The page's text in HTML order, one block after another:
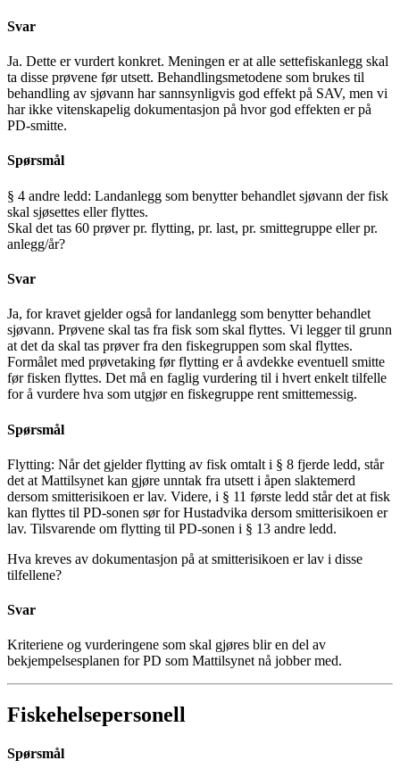
Svar
Ja. Dette er vurdert konkret. Meningen er at alle settefiskanlegg skal
ta disse prøvene før utsett. Behandlingsmetodene som brukes til
behandling av sjøvann har sannsynligvis god effekt på SAV, men vi
har ikke vitenskapelig dokumentasjon på hvor god effekten er på
PD-smitte.
Spørsmål
§ 4 andre ledd: Landanlegg som benytter behandlet sjøvann der fisk
skal sjøsettes eller flyttes.
Skal det tas 60 prøver pr. flytting, pr. last, pr. smittegruppe eller pr.
anlegg/år?
Svar
Ja, for kravet gjelder også for landanlegg som benytter behandlet
sjøvann. Prøvene skal tas fra fisk som skal flyttes. Vi legger til grunn
at det da skal tas prøver fra den fiskegruppen som skal flyttes.
Formålet med prøvetaking før flytting er å avdekke eventuell smitte
før fisken flyttes. Det må en faglig vurdering til i hvert enkelt tilfelle
for å vurdere hva som utgjør en fiskegruppe rent smittemessig.
Spørsmål
Flytting: Når det gjelder flytting av fisk omtalt i § 8 fjerde ledd, står
det at Mattilsynet kan gjøre unntak fra utsett i åpen slaktemerd
dersom smitterisikoen er lav. Videre, i § 11 første ledd står det at fisk
kan flyttes til PD-sonen sør for Hustadvika dersom smitterisikoen er
lav. Tilsvarende om flytting til PD-sonen i § 13 andre ledd.
Hva kreves av dokumentasjon på at smitterisikoen er lav i disse
tilfellene?
Svar
Kriteriene og vurderingene som skal gjøres blir en del av
bekjempelsesplanen for PD som Mattilsynet nå jobber med.
Fiskehelsepersonell
Spørsmål